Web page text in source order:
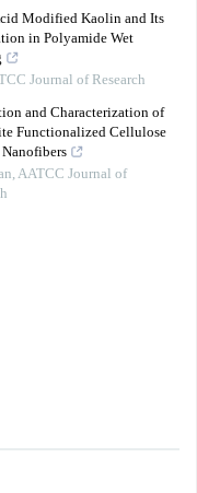
Modified Kaolin and Its
in Polyamide Wet
Journal of Research
and Characterization of
Functionalized Cellulose
,AATCC Journal of